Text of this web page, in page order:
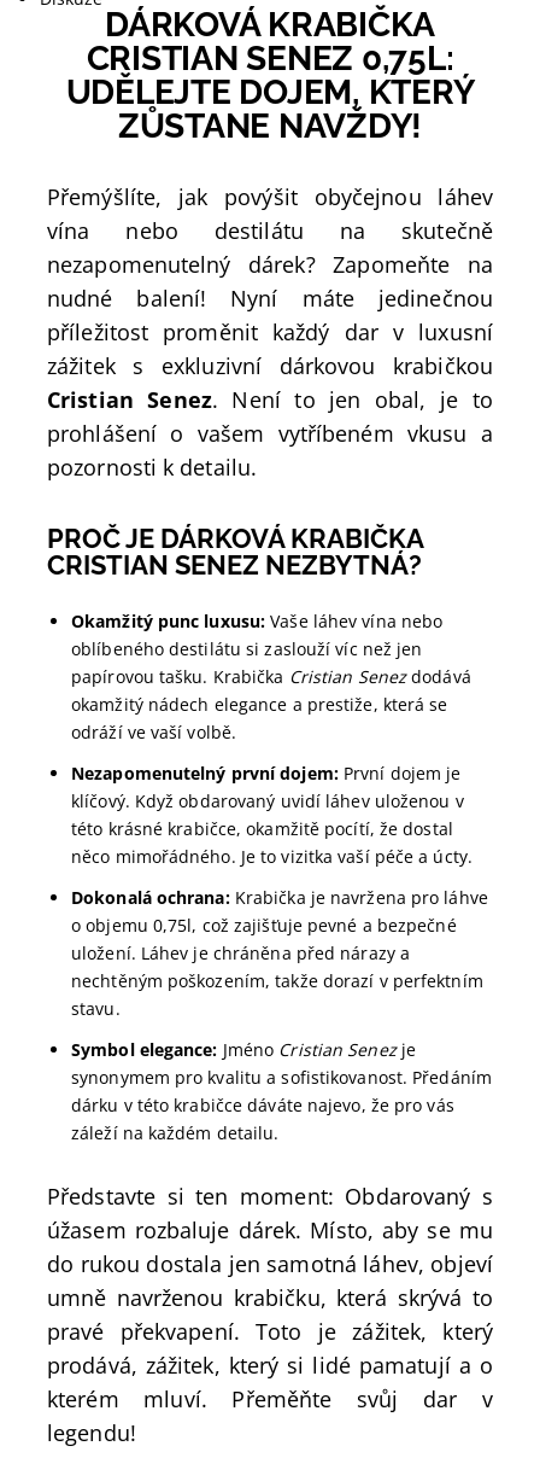
DÁRKOVÁ KRABIČKA
CRISTIAN SENEZ 0,75L:
UDĚLEJTE DOJEM, KTERÝ
ZŮSTANE NAVŽDY!
Přemýšlíte, jak povýšit obyčejnou láhev
vína nebo destilátu na skutečně
nezapomenutelný dárek? Zapomeňte na
nudné balení! Nyní máte jedinečnou
příležitost proměnit každý dar v luxusní
zážitek s exkluzivní dárkovou krabičkou
Cristian Senez. Není to jen obal, je to
prohlášení o vašem vytříbeném vkusu a
pozornosti k detailu.
PROČ JE DÁRKOVÁ KRABIČKA
CRISTIAN SENEZ NEZBYTNÁ?
Okamžitý punc luxusu: Vaše láhev vína nebo
oblíbeného destilátu si zaslouží víc než jen
papírovou tašku. Krabička Cristian Senezdodává
okamžitý nádech elegance a prestiže, která se
odráží ve vaší volbě.
Nezapomenutelný první dojem:První dojem je
klíčový. Když obdarovaný uvidí láhev uloženou v
této krásné krabičce, okamžitě pocítí, že dostal
něco mimořádného. Je to vizitka vaší péče a úcty.
Dokonalá ochrana:Krabička je navržena pro láhve
o objemu 0,75l, což zajišťuje pevné a bezpečné
uložení. Láhev je chráněna před nárazy a
nechtěným poškozením, takže dorazí v perfektním
stavu.
Symbol elegance: Jméno Cristian Senezje
synonymem pro kvalitu a sofistikovanost. Předáním
dárku v této krabičce dáváte najevo, že pro vás
záleží na každém detailu.
Představte si ten moment: Obdarovaný s
úžasem rozbaluje dárek. Místo, aby se mu
do rukou dostala jen samotná láhev, objeví
umně navrženou krabičku, která skrývá to
pravé překvapení. Toto je zážitek, který
prodává, zážitek, který si lidé pamatují a o
kterém mluví. Přeměňte svůj dar v
legendu!